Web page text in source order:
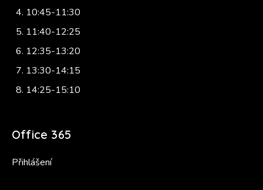
10:45-11:30
11:40-12:25
12:35-13:20
13:30-14:15
14:25-15:10
Office 365
Přihlášení